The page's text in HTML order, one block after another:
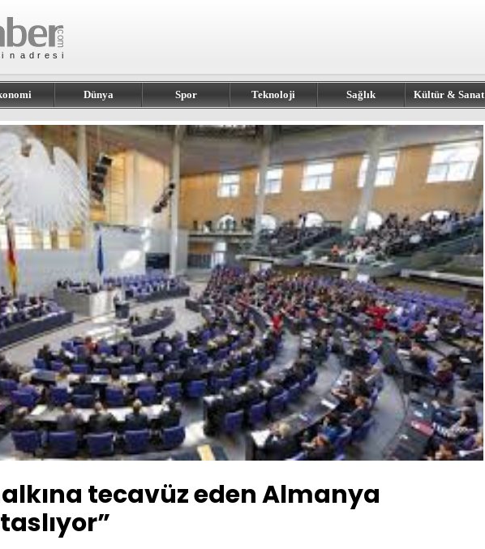
Dünya Spor Teknoloji Sağlık Kültür & Sanat
tecavüz eden Almanya